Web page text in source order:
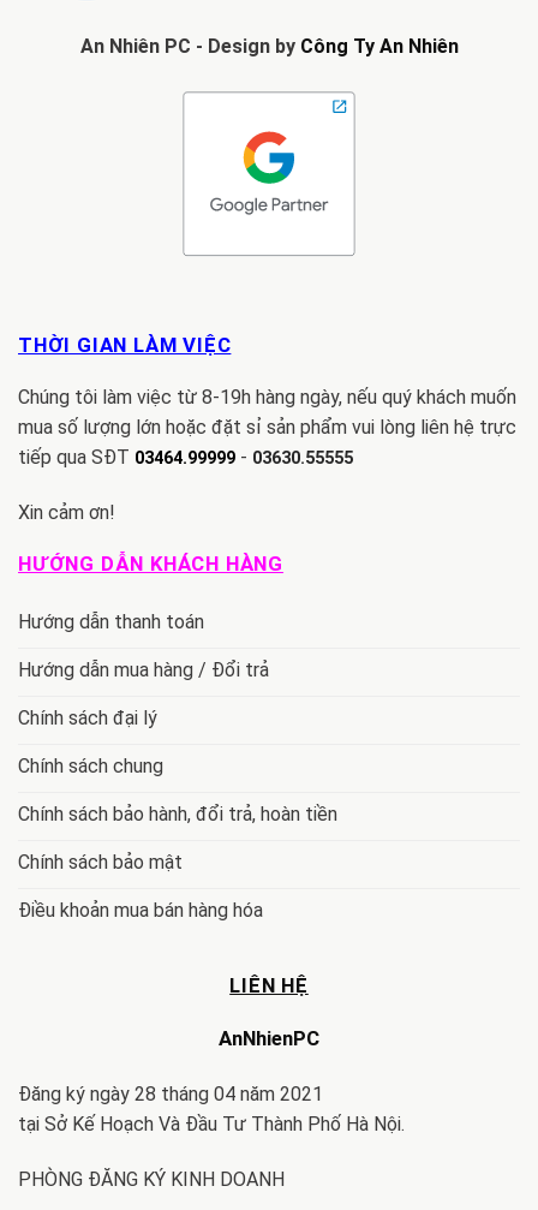
An Nhiên PC - Design by Công Ty An Nhiên
THỜI GIAN LÀM VIỆC
Chúng tôi làm việc từ 8-19h hàng ngày, nếu quý khách muốn
mua số lượng lớn hoặc đặt sỉ sản phẩm vui lòng liên hệ trực
tiếp qua SĐT 03464.99999 - 03630.55555
Xin cảm ơn!
HƯỚNG DẪN KHÁCH HÀNG
Hướng dẫn thanh toán
Hướng dẫn mua hàng / Đổi trả
Chính sách đại lý
Chính sách chung
Chính sách bảo hành, đổi trả, hoàn tiền
Chính sách bảo mật
Điều khoản mua bán hàng hóa
LIÊN HỆ
AnNhienPC
Đăng ký ngày 28 tháng 04 năm 2021
tại Sở Kế Hoạch Và Đầu Tư Thành Phố Hà Nội.
PHÒNG ĐĂNG KÝ KINH DOANH